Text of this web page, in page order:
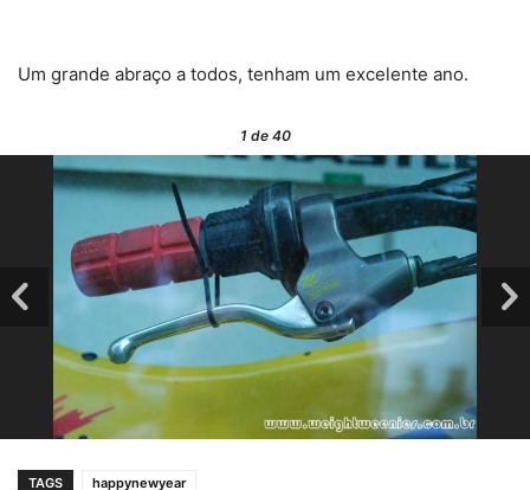
Um grande abraço a todos, tenham um excelente ano.
1de 40
TAGS happynewyear